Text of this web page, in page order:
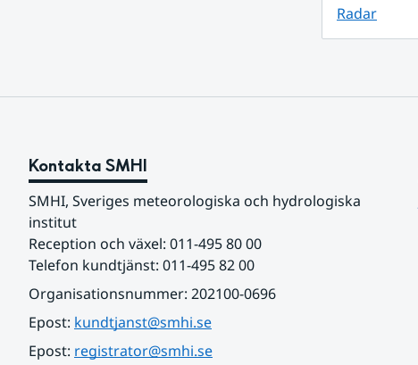
Radar
Kontakta SMHI
SMHI, Sveriges meteorologiska och hydrologiska
institut
Reception och växel: 011-495 80 00
Telefon kundtjänst: 011-495 82 00
Organisationsnummer: 202100-0696
Epost: kundtjanst@smhi.se
Epost: registrator@smhi.se